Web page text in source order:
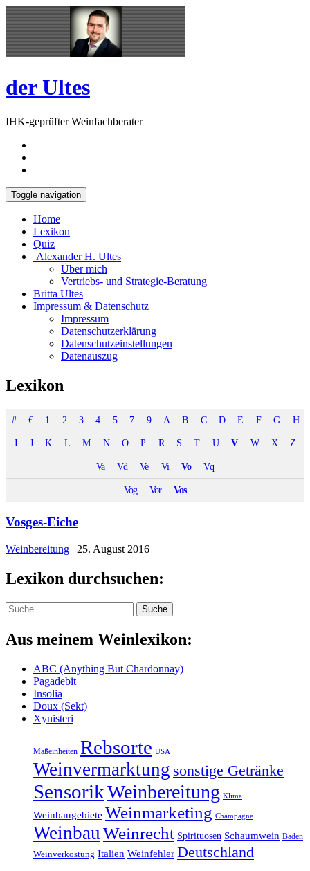
Skip
to
content
Open
Sidebar
der Ultes
IHK-geprüfter Weinfachberater
Toggle navigation
Home
Lexikon
Quiz
Alexander H. Ultes
Über mich
Vertriebs- und Strategie-Beratung
Britta Ultes
Impressum & Datenschutz
Impressum
Datenschutzerklärung
Datenschutzeinstellungen
Datenauszug
Lexikon
# € 1 2 3 4 5 7 9 A B C D E F G H
I J K L M N O P R S T U V W X Z
Va Vd Ve Vi Vo Vq
Vog Vor Vos
Vosges-Eiche
Weinbereitung | 25. August 2016
Lexikon durchsuchen:
Suche Suche
Aus meinem Weinlexikon:
ABC (Anything But Chardonnay)
Pagadebit
Insolia
Doux (Sekt)
Xynisteri
Maßeinheiten Rebsorte USA
Weinvermarktung sonstige Getränke
SensorikWeinbereitung Klima
Weinbaugebiete Weinmarketing Champagne
Weinbau Weinrecht Spirituosen Schaumwein Baden
Weinverkostung Italien Weinfehler Deutschland